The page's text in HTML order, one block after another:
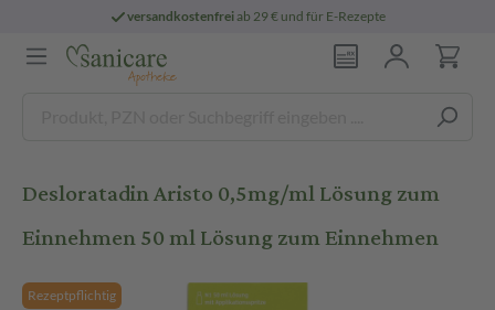
versandkostenfreiab 29 € und für E-Rezepte
Desloratadin Aristo 0,5mg/ml Lösung zum
Einnehmen 50 ml Lösung zum Einnehmen
Rezeptpflichtig